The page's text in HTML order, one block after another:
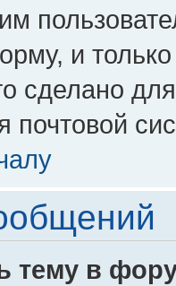
и
сделано
почтовой
тему в